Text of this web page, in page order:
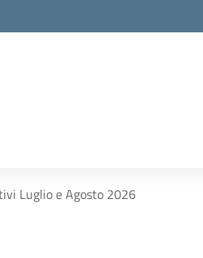
Luglio e Agosto 2026